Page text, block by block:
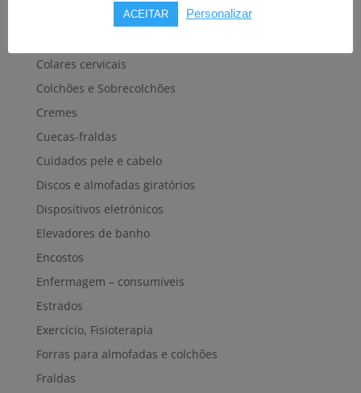
Cintos, Coletes e afins
Colares cervicais
Colchões e Sobrecolchões
Cremes
Cuecas-fraldas
Cuidados pele e cabelo
Discos e almofadas giratórios
Dispositivos eletrónicos
Elevadores de banho
Encostos
Enfermagem – consumíveis
Estrados
Exercício, Fisioterapia
Forras para almofadas e colchões
Fraldas
ACEITAR Personalizar